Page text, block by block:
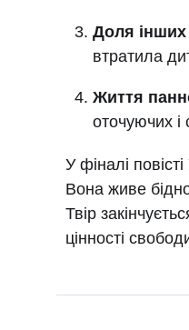
Доля інших
втратила
Життя
оточуючих і
У фіналі
Вона живе
Твір
цінності